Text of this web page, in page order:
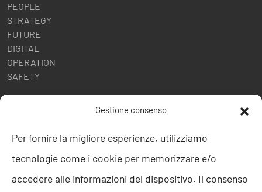
Gestione consenso
Per fornire la migliore esperienze, utilizziamo
tecnologie come i cookie per memorizzare e/o
accedere alle informazioni del dispositivo. Il consenso
PEOPLE
STRATEGY
FUTURE
DIGITAL
OPERATION
SAFETY
POLITICHE AZIENDALI
ISO 27001
Codice etico